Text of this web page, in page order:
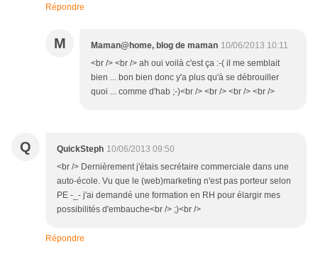
Répondre
M Maman@home, blog de maman 10/06/2013 10:11
<br /> <br /> ah oui voilà c'est ça :-( il me semblait
bien ... bon bien donc y'a plus qu'à se débrouiller
quoi ... comme d'hab ;-)<br /> <br /> <br /> <br />
Q QuickSteph 10/06/2013 09:50
<br /> Dernièrement j'étais secrétaire commerciale dans une
auto-école. Vu que le (web)marketing n'est pas porteur selon
PE -_- j'ai demandé une formation en RH pour élargir mes
possibilités d'embauche<br /> ;)<br />
Répondre